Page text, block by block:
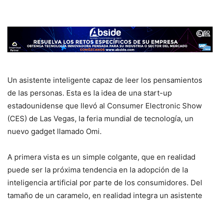
Un asistente inteligente capaz de leer los pensamientos
de las personas. Esta es la idea de una start-up
estadounidense que llevó al Consumer Electronic Show
(CES) de Las Vegas, la feria mundial de tecnología, un
nuevo gadget llamado Omi.
A primera vista es un simple colgante, que en realidad
puede ser la próxima tendencia en la adopción de la
inteligencia artificial por parte de los consumidores. Del
tamaño de un caramelo, en realidad integra un asistente